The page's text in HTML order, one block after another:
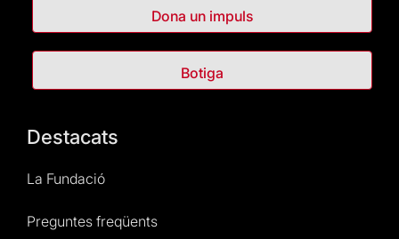
Dona un impuls
Botiga
Destacats
La Fundació
Preguntes freqüents